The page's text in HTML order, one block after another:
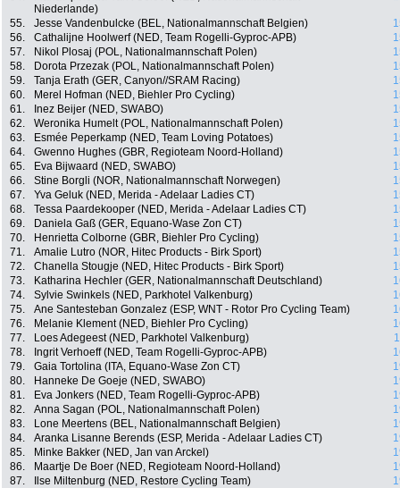
Niederlande)
55. Jesse Vandenbulcke (BEL, Nationalmannschaft Belgien)
56.
Cathalijne Hoolwerf (NED, Team Rogelli-Gyproc-APB)
57.
Nikol Plosaj (POL, Nationalmannschaft Polen)
58.
Dorota Przezak (POL, Nationalmannschaft Polen)
59.
Tanja Erath (GER, Canyon//SRAM Racing)
60.
Merel Hofman (NED, Biehler Pro Cycling)
61.
Inez Beijer (NED, SWABO)
62.
Weronika Humelt (POL, Nationalmannschaft Polen)
63.
Esmée Peperkamp (NED, Team Loving Potatoes)
64.
Gwenno Hughes (GBR, Regioteam Noord-Holland)
65.
Eva Bijwaard (NED, SWABO)
66.
Stine Borgli (NOR, Nationalmannschaft Norwegen)
67.
Yva Geluk (NED, Merida - Adelaar Ladies CT)
68.
Tessa Paardekooper (NED, Merida - Adelaar Ladies CT)
69.
Daniela Gaß (GER, Equano-Wase Zon CT)
70.
Henrietta Colborne (GBR, Biehler Pro Cycling)
71.
Amalie Lutro (NOR, Hitec Products - Birk Sport)
72.
Chanella Stougje (NED, Hitec Products - Birk Sport)
73.
Katharina Hechler (GER, Nationalmannschaft Deutschland)
74.
Sylvie Swinkels (NED, Parkhotel Valkenburg)
75.
Ane Santesteban Gonzalez (ESP, WNT - Rotor Pro Cycling Team)
76.
Melanie Klement (NED, Biehler Pro Cycling)
77.
Loes Adegeest (NED, Parkhotel Valkenburg)
78.
Ingrit Verhoeff (NED, Team Rogelli-Gyproc-APB)
79.
Gaia Tortolina (ITA, Equano-Wase Zon CT)
80.
Hanneke De Goeje (NED, SWABO)
81.
Eva Jonkers (NED, Team Rogelli-Gyproc-APB)
82.
Anna Sagan (POL, Nationalmannschaft Polen)
83.
Lone Meertens (BEL, Nationalmannschaft Belgien)
84.
Aranka Lisanne Berends (ESP, Merida - Adelaar Ladies CT)
85.
Minke Bakker (NED, Jan van Arckel)
86.
Maartje De Boer (NED, Regioteam Noord-Holland)
87.
Ilse Miltenburg (NED, Restore Cycling Team)